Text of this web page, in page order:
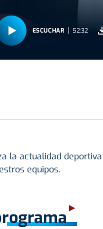
ESCUCHAR 52:32
la actualidad
equipos.